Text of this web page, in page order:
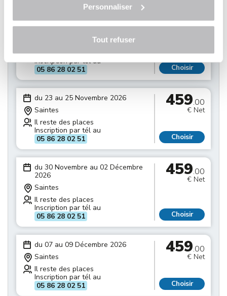
Personnaliser
Tout refuser
du 16 au 18 Novembre 2026
Il reste des places
Inscription par tél au
05 86 28 02 51
459
Choisir
du 23 au 25 Novembre 2026
Saintes
Il reste des places
Inscription par tél au
05 86 28 02 51
459.00
€ Net
Choisir
du 30 Novembre au 02 Décembre
2026
Saintes
Il reste des places
Inscription par tél au
05 86 28 02 51
459.00
€ Net
Choisir
du 07 au 09 Décembre 2026
Saintes
Il reste des places
Inscription par tél au
05 86 28 02 51
459.00
€ Net
Choisir